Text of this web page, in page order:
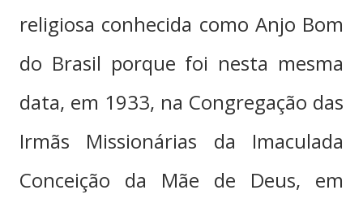
religiosa conhecida como Anjo Bom
do Brasil porque foi nesta mesma
data, em 1933, na Congregação das
Irmãs Missionárias da Imaculada
Conceição da Mãe de Deus, em